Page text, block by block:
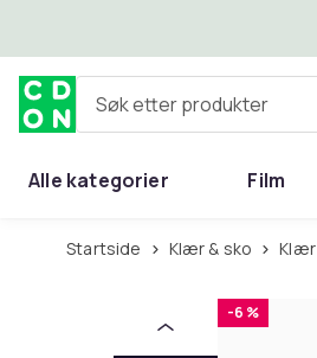
Søk etter produkter
Alle kategorier Film
Startside Klær & sko Klær
-6 %